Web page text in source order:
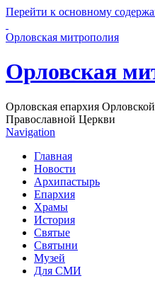
Перейти к основному
Орловская митрополия
Орловская
Орловская епархия
Православной Церкви
Navigation
Главная
Новости
Архипастырь
Епархия
Храмы
История
Святые
Святыни
Музей
Для СМИ